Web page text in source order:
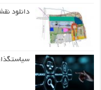
دانلود